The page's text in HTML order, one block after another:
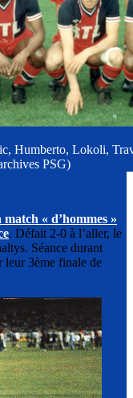
Humberto, Lokoli,
PSG)
« d’hommes »
. Défait 2-0 à l’aller, le
Séance durant
leur 3ème finale de